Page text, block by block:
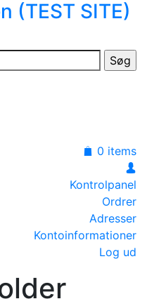
(TEST SITE)
0 items
Kontrolpanel
Ordrer
Adresser
Kontoinformationer
Log ud